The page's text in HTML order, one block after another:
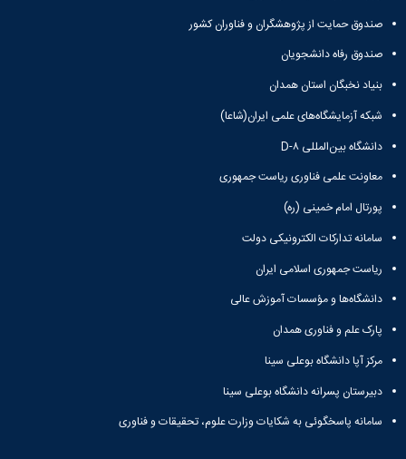
نشریات
فصلنامه
معاونت
پژوهش
و
نشریه
مطالعات
فرهنگی
پلیس
نشریات
علمی
صندوق حمایت از پژوهشگران و فناوران کشور
صندوق رفاه دانشجویان
بنیاد نخبگان استان همدان
شبکه آزمایشگاه‌های علمی ایران(شاعا)
دانشگاه بین‌المللی D-۸
معاونت علمی فناوری ریاست جمهوری
پورتال امام خمینی (ره)
سامانه تدارکات الکترونیکی دولت
ریاست جمهوری اسلامی ایران
دانشگاه‌ها و مؤسسات آموزش عالی
پارک علم و فناوری همدان
مرکز آپا دانشگاه بوعلی سینا
دبیرستان پسرانه دانشگاه بوعلی سینا
سامانه پاسخگوئی به شکایات وزارت علوم، تحقیقات و فناوری